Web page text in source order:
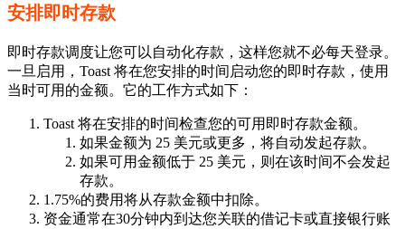
安排即时存款
即时存款调度让您可以自动化存款，这样您就不必每天登录。
一旦启用，Toast 将在您安排的时间启动您的即时存款，使用
当时可用的金额。它的工作方式如下：
Toast 将在安排的时间检查您的可用即时存款金额。
如果金额为 25 美元或更多，将自动发起存款。
如果可用金额低于 25 美元，则在该时间不会发起
存款。
1.75%的费用将从存款金额中扣除。
资金通常在30分钟内到达您关联的借记卡或直接银行账